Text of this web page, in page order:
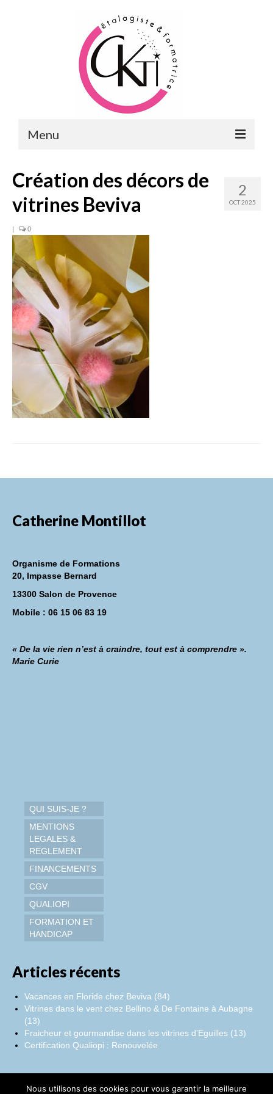
Menu
MERCHANDISING & VITRINES
FORMATIONS RH
FORMATIONS DE FORMATEURS
CONSEILS & PRESTATIONS
REALISATIONS
CONTACT
2
OCT 2025
Création des décors de
vitrines Beviva
| 0
Catherine Montillot
Organisme de Formations
20, Impasse Bernard
13300 Salon de Provence
Mobile : 06 15 06 83 19
« De la vie rien n’est à craindre, tout est à comprendre ».
Marie Curie
QUI SUIS-JE ?
MENTIONS
LEGALES &
REGLEMENT
FINANCEMENTS
CGV
QUALIOPI
FORMATION ET
HANDICAP
Articles récents
Vacances en Floride chez Beviva (84)
Vitrines dans le vent chez Bellino & De Fontaine à Aubagne
(13)
Fraicheur et gourmandise dans les vitrines d’Eguilles (13)
Certification Qualiopi : Renouvelée
Nous utilisons des cookies pour vous garantir la meilleure